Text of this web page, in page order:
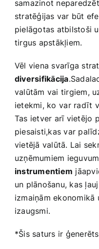
samazinot
stratēģijas var būt
pielāgotas atbilstoši
tirgus apstākļiem.
Vēl viena svarīga
diversifikācija
valūtām ‌vai tirgiem,
ietekmi, ko ⁣var‍ radīt
Tas ietver arī vietējo
piesaisti,kas var
vietējā‌ valūtā. Lai
uzņēmumiem
instrumentiem
un plānošanu, kas
izmaiņām
izaugsmi.
*Šis saturs ir